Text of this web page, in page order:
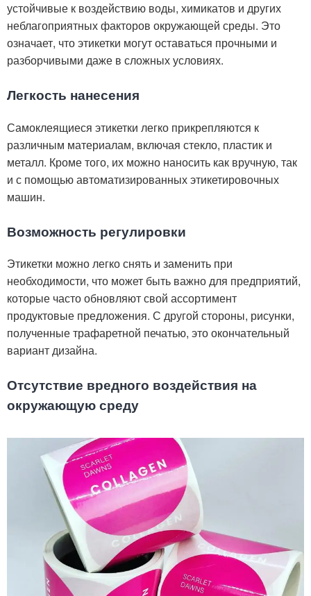
устойчивые к воздействию воды, химикатов и других
неблагоприятных факторов окружающей среды. Это
означает, что этикетки могут оставаться прочными и
разборчивыми даже в сложных условиях.
Легкость нанесения
Самоклеящиеся этикетки легко прикрепляются к
различным материалам, включая стекло, пластик и
металл. Кроме того, их можно наносить как вручную, так
и с помощью автоматизированных этикетировочных
машин.
Возможность регулировки
Этикетки можно легко снять и заменить при
необходимости, что может быть важно для предприятий,
которые часто обновляют свой ассортимент
продуктовые предложения. С другой стороны, рисунки,
полученные трафаретной печатью, это окончательный
вариант дизайна.
Отсутствие вредного воздействия на
окружающую среду